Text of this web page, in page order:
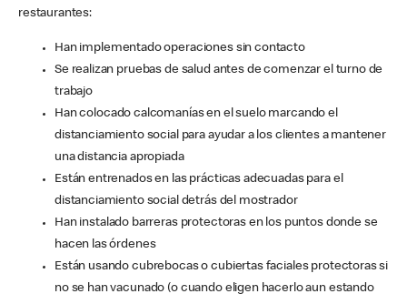
restaurantes:
Han implementado operaciones sin contacto
Se realizan pruebas de salud antes de comenzar el turno de
trabajo
Han colocado calcomanías en el suelo marcando el
distanciamiento social para ayudar a los clientes a mantener
una distancia apropiada
Están entrenados en las prácticas adecuadas para el
distanciamiento social detrás del mostrador
Han instalado barreras protectoras en los puntos donde se
hacen las órdenes
Están usando cubrebocas o cubiertas faciales protectoras si
no se han vacunado (o cuando eligen hacerlo aun estando